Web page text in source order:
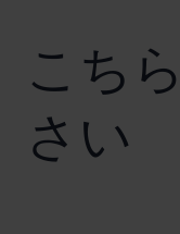
こち
さい